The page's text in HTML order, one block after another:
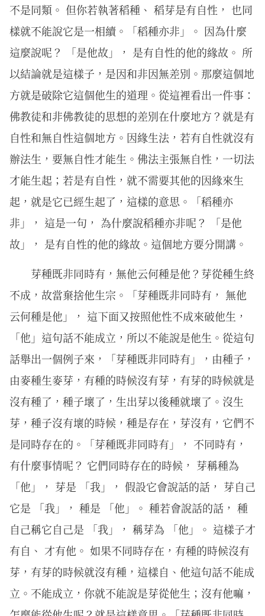
不是同類。 但你若執著稻種、 稻芽是有自性， 也同
樣就不能說它是一相續。「稻種亦非」。 因為什麼
這麼說呢？ 「是他故」， 是有自性的他的緣故。 所
以結論就是這樣子，是因和非因無差別。那麼這個地
方就是破除它這個他生的道理。從這裡看出一件事：
佛教徒和非佛教徒的思想的差別在什麼地方？就是有
自性和無自性這個地方。因緣生法，若有自性就沒有
辦法生，要無自性才能生。佛法主張無自性，一切法
才能生起；若是有自性，就不需要其他的因緣來生
起，就是它已經生起了，這樣的意思。「稻種亦
非」， 這是一句， 為什麼說稻種亦非呢？ 「是他
故」， 是有自性的他的緣故。這個地方要分開講。
芽種既⾮同時有，無他云何種是他？芽從種⽣終
不成，故當棄捨他⽣宗。「芽種既非同時有， 無他
云何種是他」， 這下面又按照他性不成來破他生，
「他」這句話不能成立，所以不能說是他生。從這句
話舉出一個例子來，「芽種既非同時有」，由種子，
由麥種生麥芽，有種的時候沒有芽，有芽的時候就是
沒有種了，種子壞了，生出芽以後種就壞了。沒生
芽，種子沒有壞的時候，種是存在，芽沒有，它們不
是同時存在的。「芽種既非同時有」， 不同時有，
有什麼事情呢？ 它們同時存在的時候， 芽稱種為
「他」， 芽是 「我」， 假設它會說話的話， 芽自己
它是 「我」， 種是 「他」。 種若會說話的話， 種
自己稱它自己是 「我」， 稱芽為 「他」。 這樣子才
有自、 才有他。 如果不同時存在，有種的時候沒有
芽，有芽的時候就沒有種，這樣自、他這句話不能成
立。不能成立，你就不能說是芽從他生；沒有他嘛，